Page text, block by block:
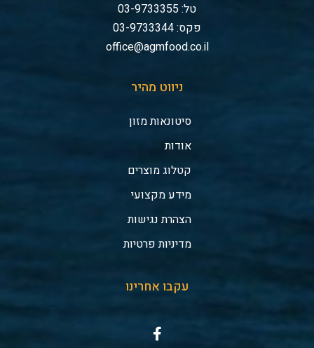
טל: 03-9733355
פקס: 03-9733344
office@agmfood.co.il
ניווט מהיר
סיטונאות מזון
אודות
קטלוג מוצרים
מידע מקצועי
הצהרת נגישות
מדיניות פרטיות
עקבו אחרינו